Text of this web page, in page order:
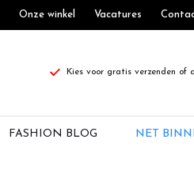
Onze winkel Vacatures
Kies voor gratis verzenden of
FASHION BLOG NET